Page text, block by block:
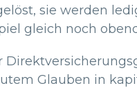
sie werden
gleich noch
Glauben in